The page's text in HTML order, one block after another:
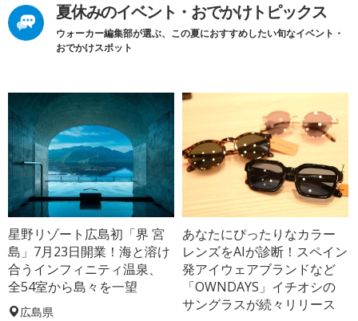
夏休みのイベント・おでかけトピックス
ウォーカー編集部が選ぶ、この夏におすすめしたい旬なイベント・
おでかけスポット
星野リゾート広島初「界 宮
島」7月23日開業！海と溶け
合うインフィニティ温泉、
全54室から島々を一望
広島県
あなたにぴったりなカラー
レンズをAIが診断！スペイン
発アイウェアブランドなど
「OWNDAYS」イチオシの
サングラスが続々リリース